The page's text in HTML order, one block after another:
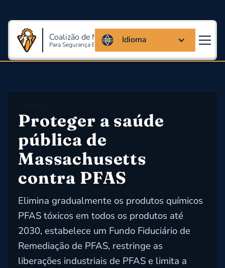
Coalizão de Massachusetts
Para Segurança E Saúde Ocupacional
Idioma
Proteger a saúde
pública de
Massachusetts
contra PFAS
Elimina gradualmente os produtos químicos
PFAS tóxicos em todos os produtos até
2030, estabelece um Fundo Fiduciário de
Remediação de PFAS, restringe as
liberações industriais de PFAS e limita a